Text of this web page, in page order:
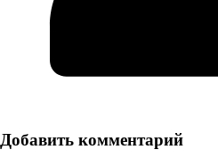
Добавить комментарий